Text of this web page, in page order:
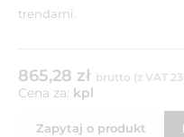
trendami.
865,28 zł brutto (z VAT
Cena za: kpl
Zapytaj o produkt